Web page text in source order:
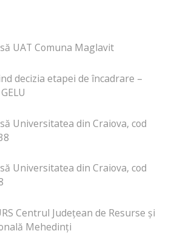
UAT Comuna Maglavit
decizia etapei de încadrare –
Universitatea din Craiova, cod
Universitatea din Craiova, cod
Centrul Județean de Resurse și
Mehedinți